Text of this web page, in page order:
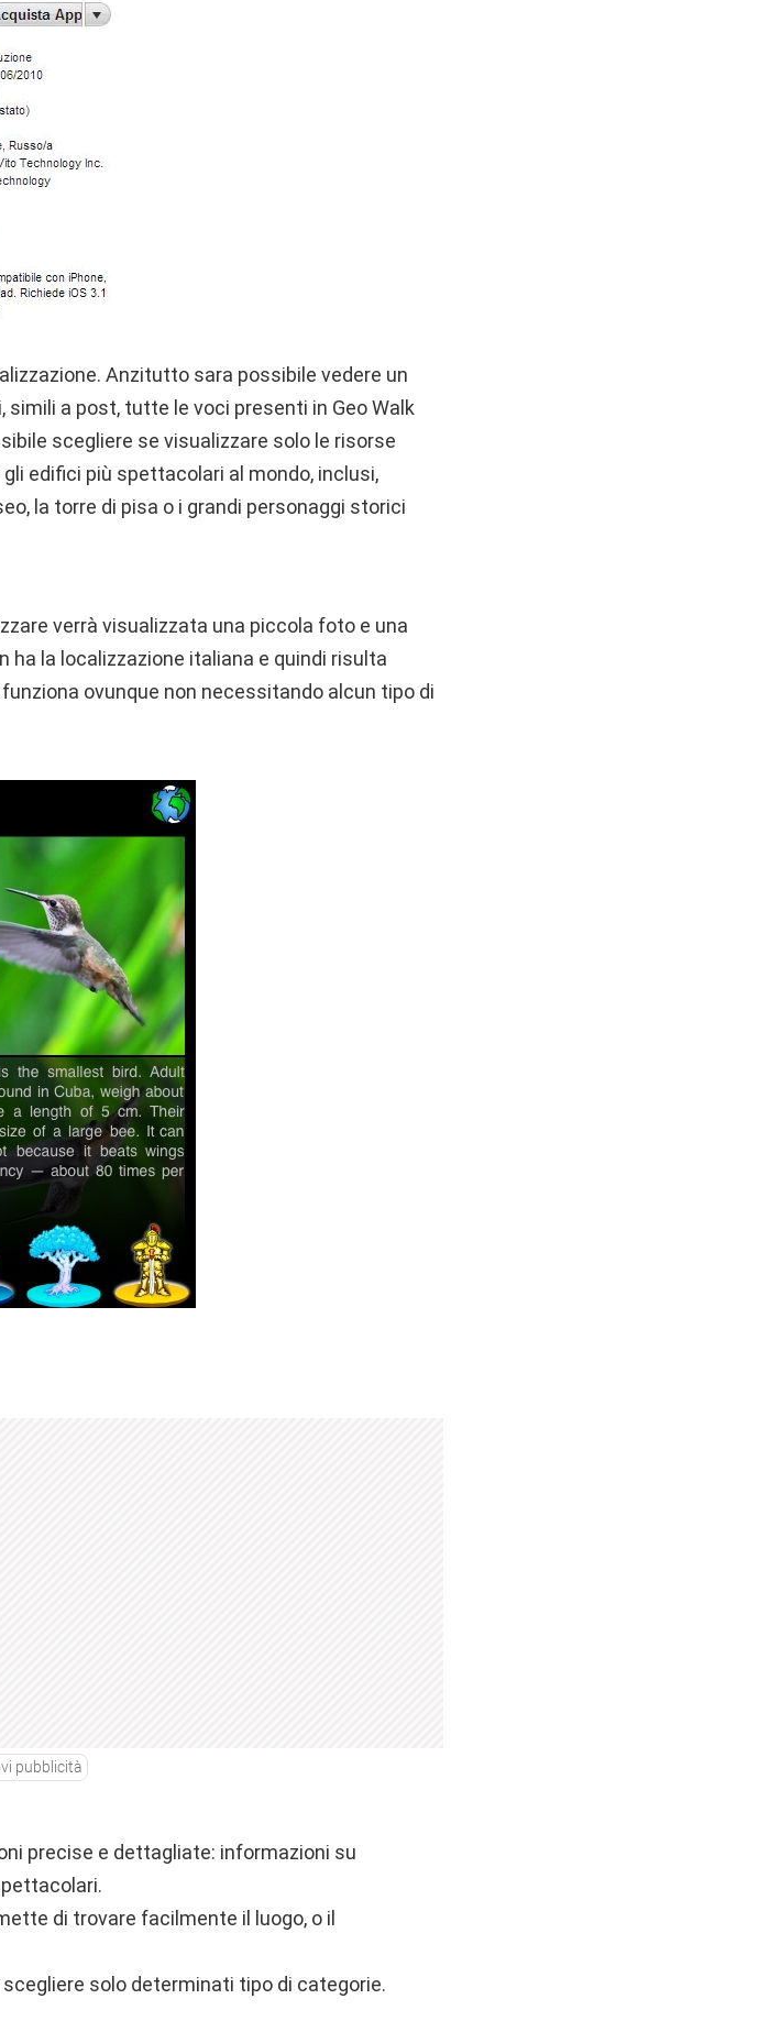
Anzitutto sara possibile vedere un
simili a post, tutte le voci presenti in Geo Walk
scegliere se visualizzare solo le risorse
edifici più spettacolari al mondo, inclusi,
la torre di pisa o i grandi personaggi storici
verrà visualizzata una piccola foto e una
ha la localizzazione italiana e quindi risulta
ovunque non necessitando alcun tipo di
pubblicità
precise e dettagliate: informazioni su
di trovare facilmente il luogo, o il
solo determinati tipo di categorie.